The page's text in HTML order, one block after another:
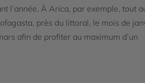
l’année. À Arica, par exemple, tout
près du littoral, le mois de
afin de profiter au maximum d’un